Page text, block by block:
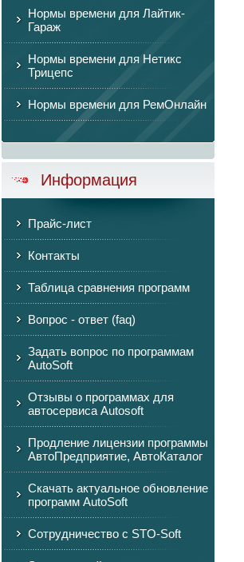
Нормы времени для Лайтик-
Гараж
Нормы времени для Нетикс
Трицепс
Нормы времени для РемОнлайн
Информация
Прайс-лист
Контакты
Таблица сравнения программ
Вопрос - ответ (faq)
Задать вопрос по программам
AutoSoft
Отзывы о программах для
автосервиса Autosoft
Продление лицензии программы
АвтоПредприятие, АвтоКаталог
Скачать актуальное обновление
программ AutoSoft
Сотрудничество с STO-Soft